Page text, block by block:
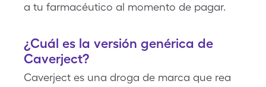
a tu farmacéutico al momento de pagar.
¿Cuál es la versión genérica de
Caverject?
Caverject es una droga de marca que rea